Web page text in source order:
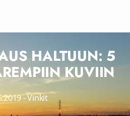
HALTUUN: 5
KUVIIN
-Vinkit